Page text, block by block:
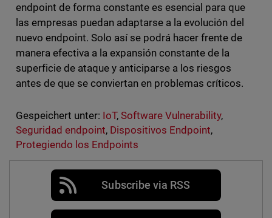
endpoint de forma constante es esencial para que
las empresas puedan adaptarse a la evolución del
nuevo endpoint. Solo así se podrá hacer frente de
manera efectiva a la expansión constante de la
superficie de ataque y anticiparse a los riesgos
antes de que se conviertan en problemas críticos.
Gespeichert unter: IoT, Software Vulnerability,
Seguridad endpoint, Dispositivos Endpoint,
Protegiendo los Endpoints
Subscribe via RSS